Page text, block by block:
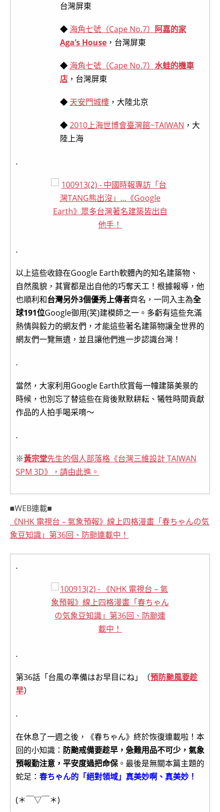
台灣屏東
◆ 海角七號（Cape No.7） 阿嘉的家
Aga’s House ，台灣屏東
◆ 海角七號（Cape No.7） 水蛙的機車
店 ，台灣屏東
◆ 天安門城樓 ，大陸北京
◆2010上海世博會臺灣館~TAIWAN ，大
陸上海
.
.
以上這些收錄在Google Earth軟體內的知名建築物、
自然風貌，其實都是出自他的巧奪天工！根據報導，他
也順利和台灣另外3個優秀上傳者齊名，一同入主為全
球191位Google御用(笑)建模師之一。多虧有這些充滿
熱情與毅力的網友們，才能這些著名建築物讓全世界的
網友們一覽無遺，並且讓他們進一步認識台灣！
.
當然，大家利用Google Earth欣賞每一幢建築美景的
時候，也別忘了替這些在背後默默耕耘、犧牲時間貢獻
作品的人拍手喝采唷～
.
※黃宗堂先生的個人部落格《台灣三維設計 TAIWAN
SPM 3D》，請由此進。
■WEB連載■
《NHK 電視台 – 氣象預報》線上四格漫畫「春ちゃんの気
象豆知識」第36回、防颱連載中！
.
.
第36話「台風の準備はお早目にね」（預防颱風要趁
早）
.
在休息了一週之後，《春ちゃん》終於恢復連載啦！本
回的小知識： 防颱戒備要趁早，急難用品不可少，氣象
預報勤注意，平安度過把命保 。最後是無關本篇主題的
蛇足： 春ちゃん的「絕對領域」真美妙啊、真美妙！
(＊￣▽￣＊)